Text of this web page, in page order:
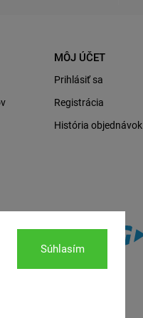
Súhlasím
MÔJ ÚČET
Prihlásiť sa
Registrácia
História objednávok